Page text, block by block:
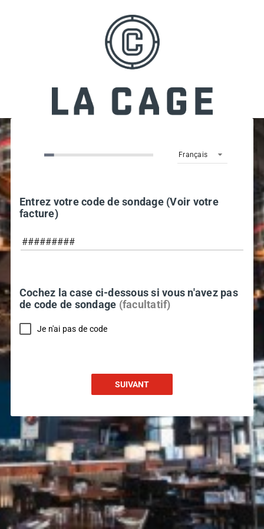
Français
Entrez votre code de sondage (Voir votre
facture)
Cochez la case ci-dessous si vous n'avez pas
de code de sondage (facultatif)
Je n'ai pas de code
SUIVANT